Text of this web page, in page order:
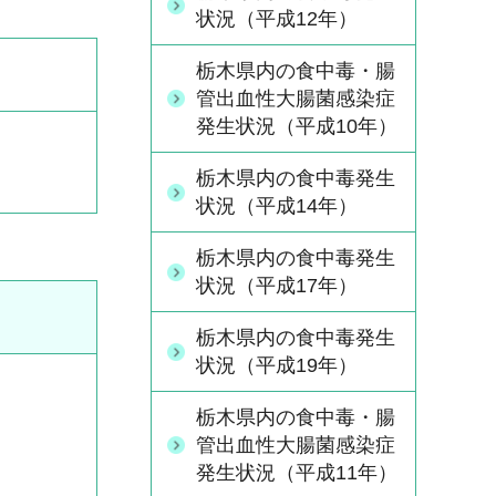
状況（平成12年）
栃木県内の食中毒・腸
管出血性大腸菌感染症
発生状況（平成10年）
栃木県内の食中毒発生
状況（平成14年）
栃木県内の食中毒発生
状況（平成17年）
栃木県内の食中毒発生
状況（平成19年）
栃木県内の食中毒・腸
管出血性大腸菌感染症
発生状況（平成11年）